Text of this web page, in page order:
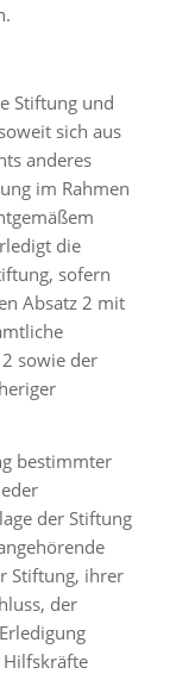
Stiftung und
sich aus
anderes
im Rahmen
die
sofern
Absatz 2 mit
sowie der
bestimmter
der Stiftung
Stiftung, ihrer
der